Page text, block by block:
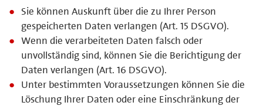
Sie können Auskunft über die zu Ihrer Person
gespeicherten Daten verlangen (Art. 15 DSGVO).
Wenn die verarbeiteten Daten falsch oder
unvollständig sind, können Sie die Berichtigung der
Daten verlangen (Art. 16 DSGVO).
Unter bestimmten Voraussetzungen können Sie die
Löschung Ihrer Daten oder eine Einschränkung der